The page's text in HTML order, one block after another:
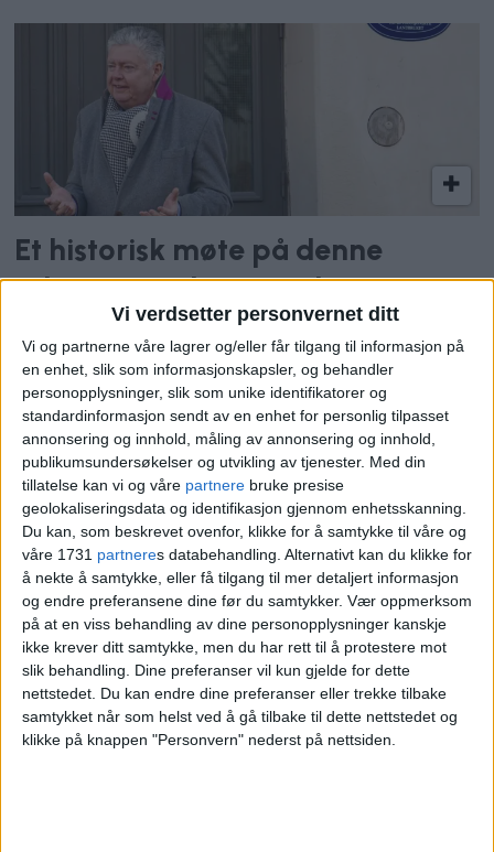
Vi verdsetter personvernet ditt
Vi og partnerne våre lagrer og/eller får tilgang til informasjon på
en enhet, slik som informasjonskapsler, og behandler
personopplysninger, slik som unike identifikatorer og
standardinformasjon sendt av en enhet for personlig tilpasset
annonsering og innhold, måling av annonsering og innhold,
publikumsundersøkelser og utvikling av tjenester. Med din
tillatelse kan vi og våre partnere bruke presise
geolokaliseringsdata og identifikasjon gjennom enhetsskanning.
Du kan, som beskrevet ovenfor, klikke for å samtykke til våre og
våre 1731 partneres databehandling. Alternativt kan du klikke for
å nekte å samtykke, eller få tilgang til mer detaljert informasjon
og endre preferansene dine før du samtykker. Vær oppmerksom
på at en viss behandling av dine personopplysninger kanskje
ikke krever ditt samtykke, men du har rett til å protestere mot
slik behandling. Dine preferanser vil kun gjelde for dette
nettstedet. Du kan endre dine preferanser eller trekke tilbake
samtykket når som helst ved å gå tilbake til dette nettstedet og
klikke på knappen "Personvern" nederst på nettsiden.
Et historisk møte på denne
adressen ved St. Hanshaugen
endret landets historie
Oslo har blitt en turistby igjen,
men mangler guider